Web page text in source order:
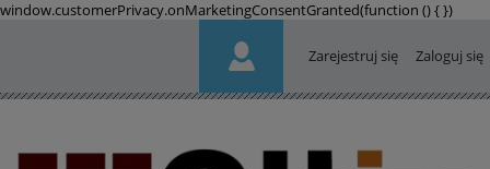
window.customerPrivacy.onMarketingConsentGranted(function () {})
Zarejestruj się Zaloguj się